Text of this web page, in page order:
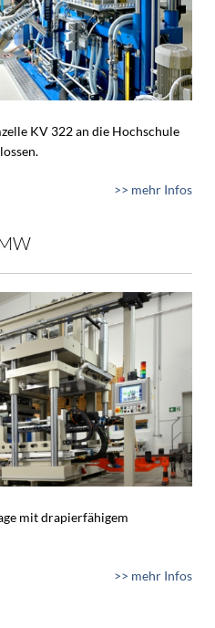
KV 322 an die Hochschule
>> mehr Infos
mit drapierfähigem
>> mehr Infos